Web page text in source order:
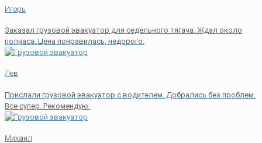
Игорь
Заказал грузовой эвакуатор для седельного тягача. Ждал около
полчаса. Цена понравилась, недорого.
Лев
Прислали грузовой эвакуатор с водителем. Добрались без проблем.
Все супер. Рекомендую.
Михаил